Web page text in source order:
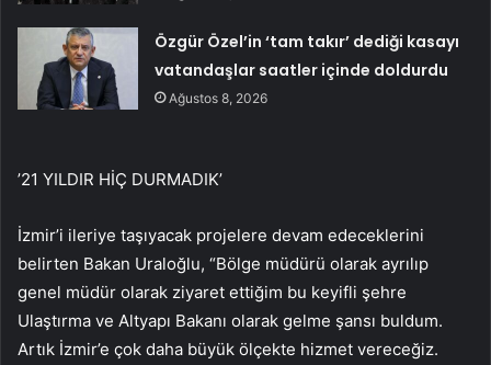
Özgür Özel’in ‘tam takır’ dediği kasayı
vatandaşlar saatler içinde doldurdu
Ağustos 8, 2026
’21 YILDIR HİÇ DURMADIK’
İzmir’i ileriye taşıyacak projelere devam edeceklerini
belirten Bakan Uraloğlu, “Bölge müdürü olarak ayrılıp
genel müdür olarak ziyaret ettiğim bu keyifli şehre
Ulaştırma ve Altyapı Bakanı olarak gelme şansı buldum.
Artık İzmir’e çok daha büyük ölçekte hizmet vereceğiz.